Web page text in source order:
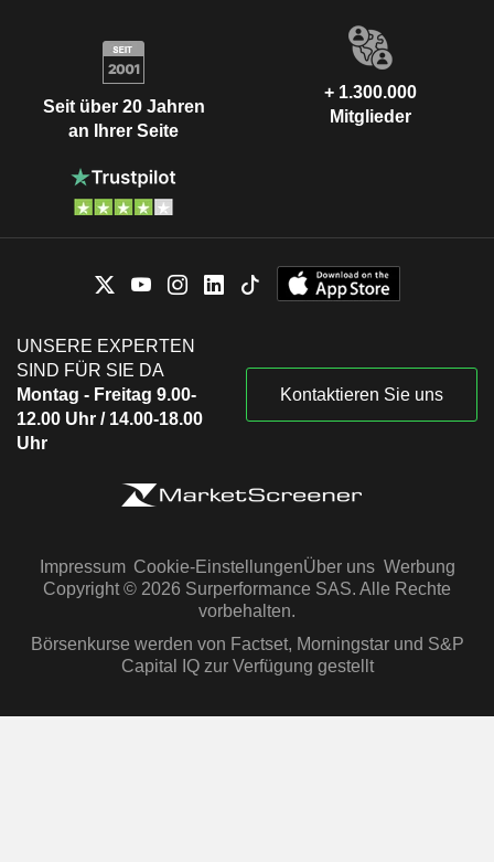
Seit über 20 Jahren
an Ihrer Seite
+ 1.300.000
Mitglieder
UNSERE EXPERTEN
SIND FÜR SIE DA
Montag - Freitag 9.00-
12.00 Uhr / 14.00-18.00
Uhr
Kontaktieren Sie uns
Impressum Cookie-EinstellungenÜber uns Werbung
Copyright © 2026 Surperformance SAS. Alle Rechte
vorbehalten.
Börsenkurse werden von Factset, Morningstar und S&P
Capital IQ zur Verfügung gestellt